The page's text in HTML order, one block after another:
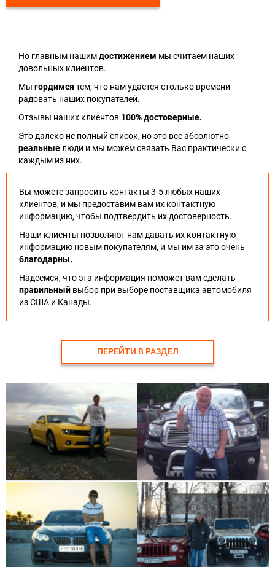
Но главным нашимдостижением мы считаем наших
довольных клиентов.
Мы гордимся тем, что нам удается столько времени
радовать наших покупателей.
Отзывы наших клиентов 100% достоверные.
Это далеко не полный список, но это все абсолютно
реальныелюди и мы можем связать Вас практически с
каждым из них.
Вы можете запросить контакты 3-5 любых наших
клиентов, и мы предоставим вам их контактную
информацию, чтобы подтвердить их достоверность.
Наши клиенты позволяют нам давать их контактную
информацию новым покупателям, и мы им за это очень
благодарны.
Надеемся, что эта информация поможет вам сделать
правильный выбор при выборе поставщика автомобиля
из США и Канады.
ПЕРЕЙТИ В РАЗДЕЛ